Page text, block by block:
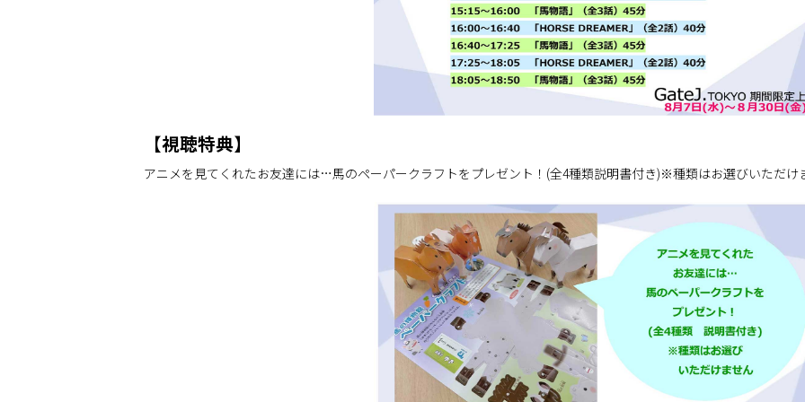
【視聴特典】
アニメを見てくれたお友達には…馬のペーパークラフトをプレゼント！(全4種類説明書付き)※種類はお選びいただけ